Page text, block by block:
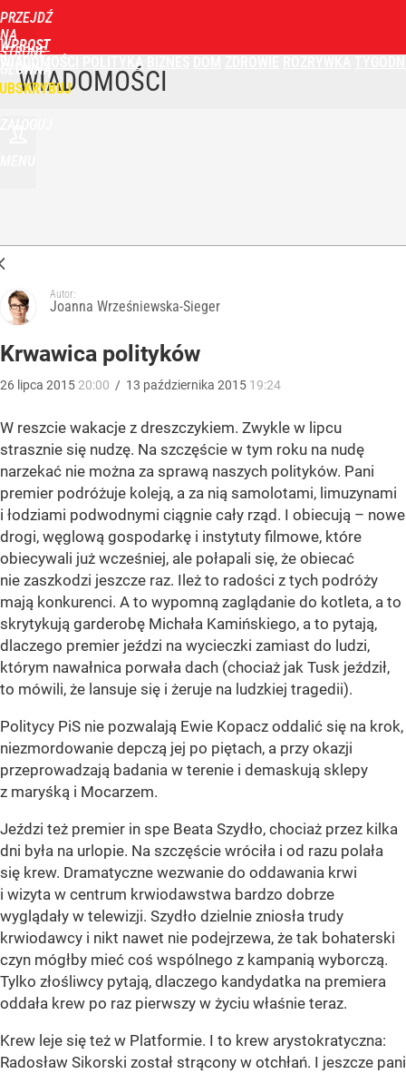
PRZEJDŹ
NA
STRONĘ
GŁÓWNĄ
WPROST
POLITYKA
WIADOMOŚCI
Autor:
Joanna Wrześniewska-Sieger
Krwawica polityków
26 lipca 2015 20:00 / 13 października 2015 19:24
W reszcie wakacje z dreszczykiem. Zwykle w lipcu
strasznie się nudzę. Na szczęście w tym roku na nudę
narzekać nie można za sprawą naszych polityków. Pani
premier podróżuje koleją, a za nią samolotami, limuzynami
i łodziami podwodnymi ciągnie cały rząd. I obiecują – nowe
drogi, węglową gospodarkę i instytuty filmowe, które
obiecywali już wcześniej, ale połapali się, że obiecać
nie zaszkodzi jeszcze raz. Ileż to radości z tych podróży
mają konkurenci. A to wypomną zaglądanie do kotleta, a to
skrytykują garderobę Michała Kamińskiego, a to pytają,
dlaczego premier jeździ na wycieczki zamiast do ludzi,
którym nawałnica porwała dach (chociaż jak Tusk jeździł,
to mówili, że lansuje się i żeruje na ludzkiej tragedii).
Politycy PiS nie pozwalają Ewie Kopacz oddalić się na krok,
niezmordowanie depczą jej po piętach, a przy okazji
przeprowadzają badania w terenie i demaskują sklepy
z maryśką i Mocarzem.
Jeździ też premier in spe Beata Szydło, chociaż przez kilka
dni była na urlopie. Na szczęście wróciła i od razu polała
się krew. Dramatyczne wezwanie do oddawania krwi
i wizyta w centrum krwiodawstwa bardzo dobrze
wyglądały w telewizji. Szydło dzielnie zniosła trudy
krwiodawcy i nikt nawet nie podejrzewa, że tak bohaterski
czyn mógłby mieć coś wspólnego z kampanią wyborczą.
Tylko złośliwcy pytają, dlaczego kandydatka na premiera
oddała krew po raz pierwszy w życiu właśnie teraz.
Krew leje się też w Platformie. I to krew arystokratyczna:
Radosław Sikorski został strącony w otchłań. I jeszcze pani